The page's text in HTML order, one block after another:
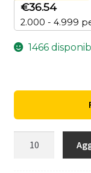
€36.54
2.000 - 4.999
1466